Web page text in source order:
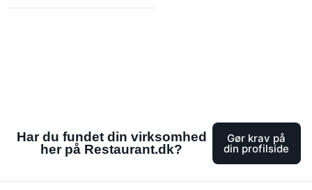
Har du fundet din virksomhed
her på Restaurant.dk?
Gør krav på
din profilside